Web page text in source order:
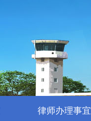
律师办理事宜